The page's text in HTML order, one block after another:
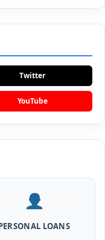
SBI पशुपालन लोन
समृद्धि योजना के तहत
के साथ तगड़ी सब्सिडी
Apply Online: अब ई-
लोन, मिलेगी 50% तक
के साथ लोन, आप भी ऐसे उठा
से बेरोजगार युवाओं और छोटे
होता है भुगतान
Twitter
YouTube
LOANS